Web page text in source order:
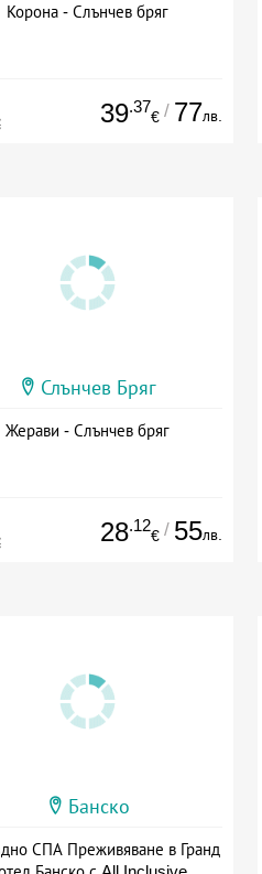
Корона - Слънчев бряг
39.37
€ / 77лв.
Слънчев Бряг
Жерави - Слънчев бряг
28.12
€ / 55лв.
Банско
СПА Преживяване в Гранд